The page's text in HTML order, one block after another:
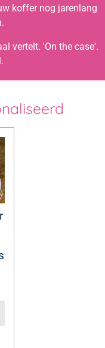
koffer nog jarenlang
vertelt. 'On the case'.